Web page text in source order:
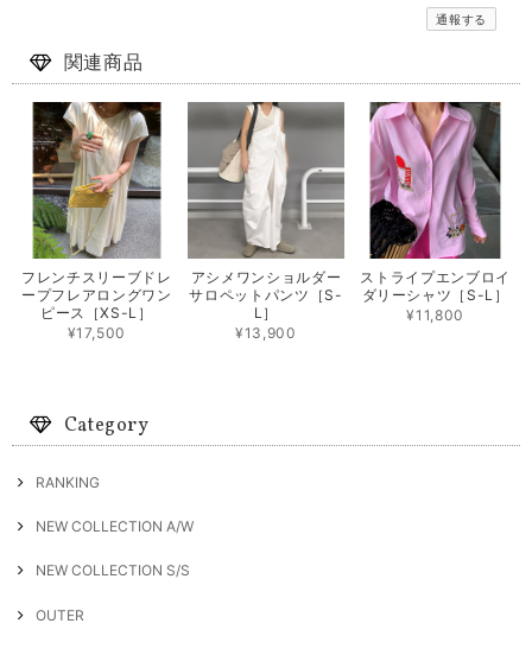
通報する
関連商品
フレンチスリーブドレ
ープフレアロングワン
ピース［XS-L］
¥17,500
アシメワンショルダー
サロペットパンツ［S-
L］
¥13,900
ストライプエンブロイ
ダリーシャツ［S-L］
¥11,800
Category
RANKING
NEW COLLECTION A/W
NEW COLLECTION S/S
OUTER